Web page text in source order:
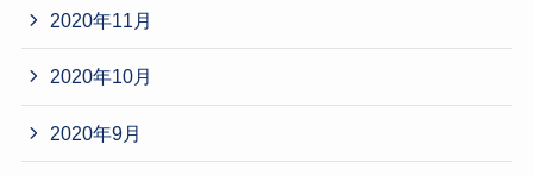
2020年11月
2020年10月
2020年9月